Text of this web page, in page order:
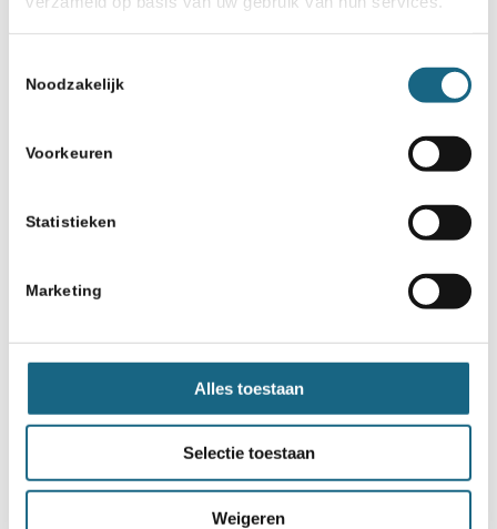
Noodzakelijk
Voorkeuren
Statistieken
Marketing
Alles toestaan
Selectie toestaan
Weigeren
Schaakbond.nl wordt mede mogelijk